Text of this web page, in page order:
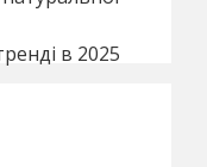
в 2025